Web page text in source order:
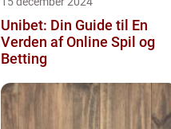
Unibet: Din Guide til En
Verden af Online Spil og
Betting